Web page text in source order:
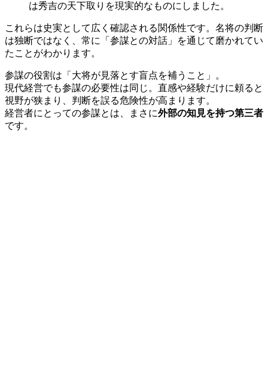
は秀吉の天下取りを現実的なものにしました。
これらは史実として広く確認される関係性です。名将の判断
は独断ではなく、常に「参謀との対話」を通じて磨かれてい
たことがわかります。
参謀の役割は「大将が見落とす盲点を補うこと」。
現代経営でも参謀の必要性は同じ。直感や経験だけに頼ると
視野が狭まり、判断を誤る危険性が高まります。
経営者にとっての参謀とは、まさに外部の知見を持つ第三者
です。